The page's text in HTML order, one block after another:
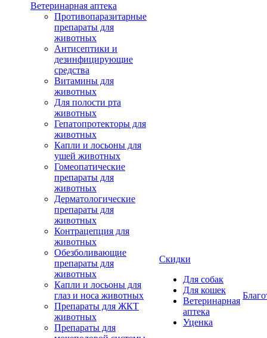
Ветеринарная аптека
Противопаразитарные
препараты для
животных
Антисептики и
дезинфицирующие
средства
Витамины для
животных
Для полости рта
животных
Гепатопротекторы для
животных
Капли и лосьоны для
ушей животных
Гомеопатические
препараты для
животных
Дерматологические
препараты для
животных
Контрацепция для
животных
Обезболивающие
препараты для
животных
Капли и лосьоны для
глаз и носа животных
Препараты для ЖКТ
животных
Препараты для
Скидки
Для собак
Для кошек
Ветеринарная
аптека
Уценка